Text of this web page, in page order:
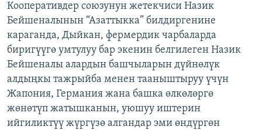
Кооперативдер союзунун жетекчиси Назик
Бейшеналынын “Азаттыкка” билдиргенине
караганда, Дыйкан, фермердик чарбаларда
биригүүгө умтулуу бар экенин белгилеген Назик
Бейшеналы алардын башчыларын дүйнөлүк
алдыңкы тажрыйба менен тааныштыруу үчүн
Жапония, Германия жана башка өлкөлөргө
жөнөтүп жатышканын, уюшуу иштерин
ийгиликтүү жүргүзө алгандар эми өндүргөн